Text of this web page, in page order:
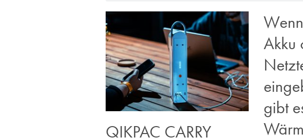
QIKPAC CARRY
Akku
gibt